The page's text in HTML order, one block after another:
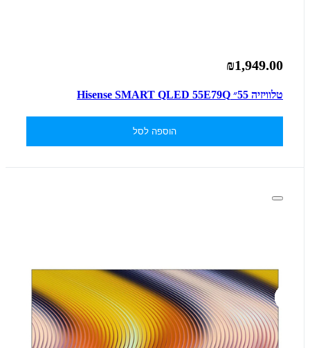
₪1,949.00
טלוויזיה 55״ Hisense SMART QLED 55E79Q
הוספה לסל